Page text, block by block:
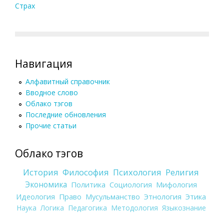
Страх
Навигация
Алфавитный справочник
Вводное слово
Облако тэгов
Последние обновления
Прочие статьи
Облако тэгов
История Философия Психология Религия
Экономика Политика Социология Мифология
Идеология Право Мусульманство Этнология Этика
Наука Логика Педагогика Методология Языкознание